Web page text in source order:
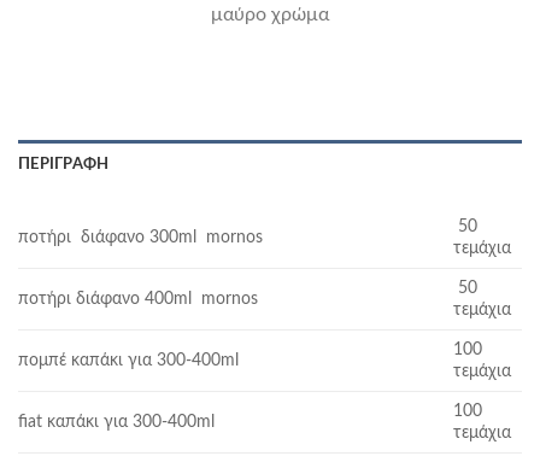
μαύρο χρώμα
ΠΕΡΙΓΡΑΦΉ
ποτήρι διάφανο 300ml mornos
50
τεμάχια
ποτήρι διάφανο 400ml mornos
50
τεμάχια
πομπέ καπάκι για 300-400ml
100
τεμάχια
fiat καπάκι για 300-400ml
100
τεμάχια